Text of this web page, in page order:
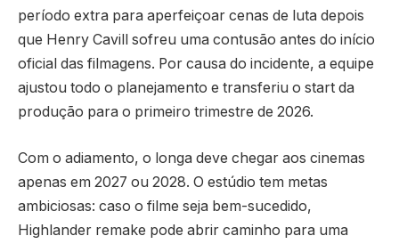
período extra para aperfeiçoar cenas de luta depois
que Henry Cavill sofreu uma contusão antes do início
oficial das filmagens. Por causa do incidente, a equipe
ajustou todo o planejamento e transferiu o start da
produção para o primeiro trimestre de 2026.
Com o adiamento, o longa deve chegar aos cinemas
apenas em 2027 ou 2028. O estúdio tem metas
ambiciosas: caso o filme seja bem-sucedido,
Highlander remake pode abrir caminho para uma